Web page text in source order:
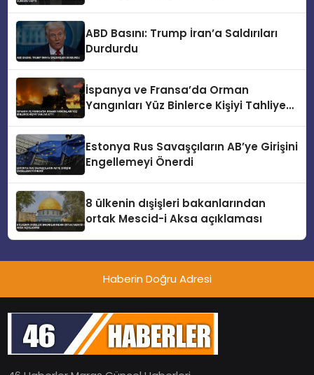
ABD Basını: Trump İran’a Saldırıları
Durdurdu
İspanya ve Fransa’da Orman
Yangınları Yüz Binlerce Kişiyi Tahliye
Estonya Rus Savaşçıların AB’ye Girişini
Engellemeyi Önerdi
8 ülkenin dışişleri bakanlarından
ortak Mescid-i Aksa açıklaması
Haberin Doğru Adresi